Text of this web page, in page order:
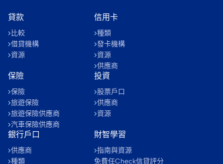
貸款
比較
借貸機構
資源
信用卡
種類
發卡機構
資源
供應商
保險
保險
旅遊保險
旅遊保險供應商
汽車保險供應商
投資
股票戶口
供應商
資源
銀行戶口
供應商
種類
財智學習
指南與資源
免費任Check信貸評分